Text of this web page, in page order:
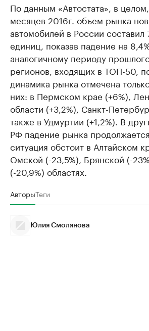
По данным «Автостата», в
месяцев 2016г. объем рынка
автомобилей в России составил
единиц, показав падение на
аналогичному периоду
регионов, входящих в ТОП-50,
динамика рынка отмечена
них: в Пермском крае (+6%),
области (+3,2%), Санкт-
также в Удмуртии (+1,2%). В
РФ падение рынка
ситуация обстоит в Алтайском
Омской (-23,5%), Брянской (-
(-20,9%) областях.
АвторыТеги
Юлия Смолянова